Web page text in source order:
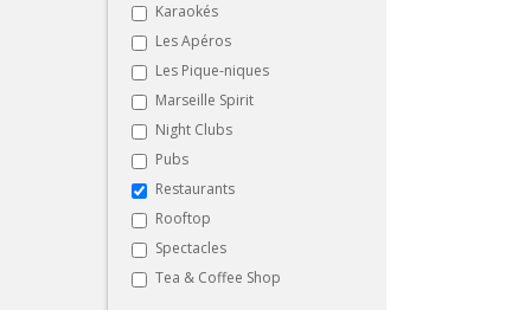
Karaokés
Les Apéros
Les Pique-niques
Marseille Spirit
Night Clubs
Pubs
Restaurants
Rooftop
Spectacles
Tea & Coffee Shop